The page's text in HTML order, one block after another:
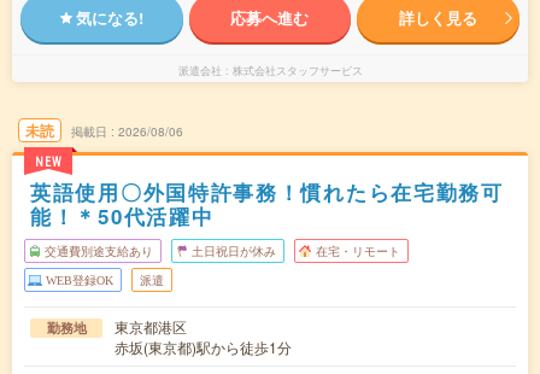
気になる! 応募へ進む 詳しく見る
派遣会社 株式会社スタッフサービス
未読
NEW
掲載日 2026/08/06
英語使用〇外国特許事務！慣れたら在宅勤務可
能！＊50代活躍中
交通費別途支給あり 土日祝日が休み 在宅・リモート
WEB登録OK 派遣
勤務地
東京都港区
赤坂(東京都)駅から徒歩1分